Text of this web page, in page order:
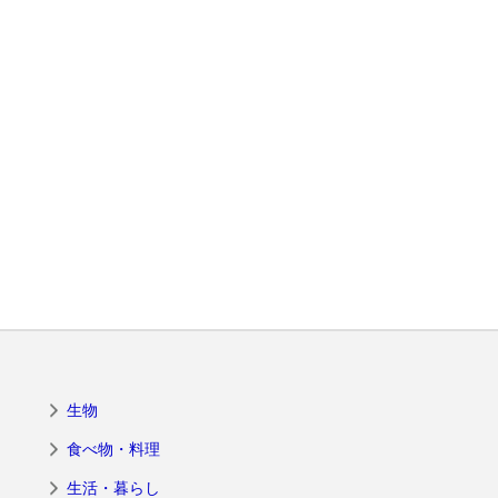
生物
食べ物・料理
生活・暮らし